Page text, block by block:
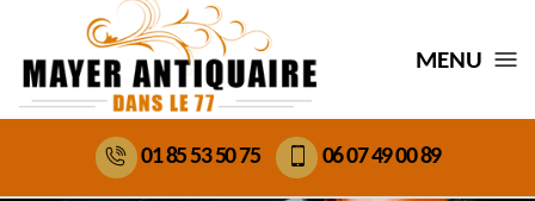
MENU
01 85 53 50 75 06 07 49 00 89